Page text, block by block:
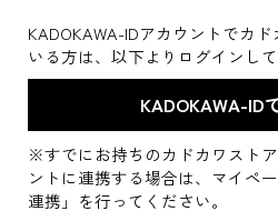
KADOKAWA-IDアカウントでカ
いる方は、以下よりログインして
※すでにお持ちのカドカワストア
ントに連携する場合は、マイペ
連携」を行ってください。